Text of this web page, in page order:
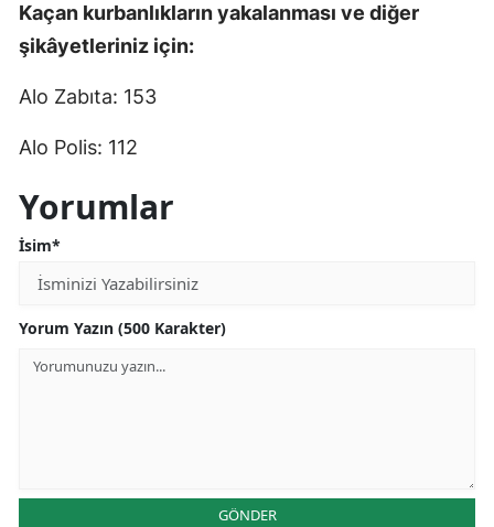
Kaçan kurbanlıkların yakalanması ve diğer
şikâyetleriniz için:
Alo Zabıta: 153
Alo Polis: 112
Yorumlar
İsim*
Yorum Yazın (500 Karakter)
GÖNDER